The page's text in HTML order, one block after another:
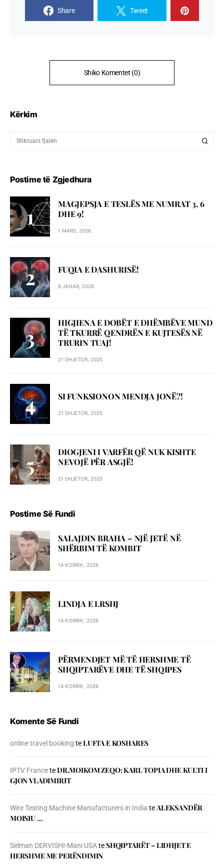
Share Tweet
Shiko Komentet (0)
Kërkim
Postime të Zgjedhura
MAGJEPSJA E TESLËS ME NUMRAT 3, 6
DHE 9!
1 MARS, 2026
FUQIA E DASHURISË!
8 JANAR, 2026
HIGJIENA E DOBËT E DHËMBËVE MUND
TË TKURRË QENDRËN E KUJTESËS NË
TRURIN TUAJ!
21 DHJETOR, 2025
SI FUNKSIONON MENDJA JONË?!
21 DHJETOR, 2025
DIOGJENI I VARFËR QË NUK KISHTE
NEVOJË PËR ASGJË!
21 DHJETOR, 2025
Postime Së Fundi
SALAJDIN BRAHA – NJЁ JETЁ NЁ
SHЁRBIM TЁ KOMBIT
14 KORRIK, 2026
LINDJA E LRSHJ
14 KORRIK, 2026
PËRMENDJET MË TË HERSHME TË
SHQIPTARËVE DHE TË SHQIPES
14 KORRIK, 2026
Komente Së Fundi
online travel booking teLUFTA E KOSHARES
IPTV FranceteDR.MOIKOM ZEQO: KARL TOPIA DHE KULTI I
GJON VLADIMIRIT
Wire Testing Machine Manufacturers in India teALEKSANDËR
MOISIU …
Selman DERVISHI-Mani USAteSHQIPTARËT – LIDHJET E
HERSHME ME PERËNDIMIN